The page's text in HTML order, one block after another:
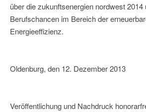
über die zukunftsenergien nordwest 2014
Berufschancen im Bereich der
Energieeffizienz.
Oldenburg, den 12. Dezember 2013
Veröffentlichung und Nachdruck